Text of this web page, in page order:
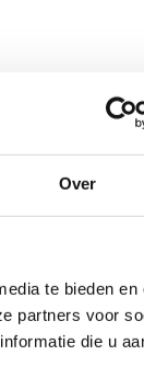
Over
te bieden en
partners voor
die u